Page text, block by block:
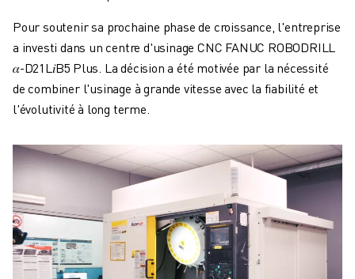
Pour soutenir sa prochaine phase de croissance, l'entreprise
a investi dans un centre d'usinage CNC FANUC ROBODRILL
𝛼-D21L𝑖B5 Plus. La décision a été motivée par la nécessité
de combiner l'usinage à grande vitesse avec la fiabilité et
l'évolutivité à long terme.